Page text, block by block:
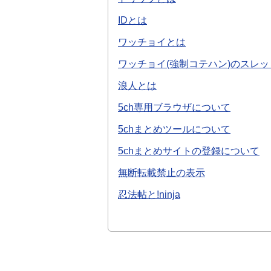
IDとは
ワッチョイとは
ワッチョイ(強制コテハン)のスレ
浪人とは
5ch専用ブラウザについて
5chまとめツールについて
5chまとめサイトの登録について
無断転載禁止の表示
忍法帖と!ninja